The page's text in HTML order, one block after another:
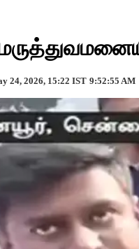
24, 2026, 15:22 IST 9:52:55 AM